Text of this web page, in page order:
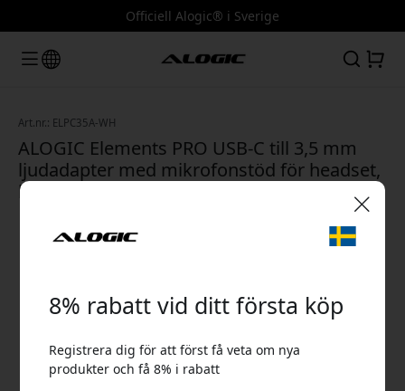
Officiell Alogic® i Sverige
Art.nr.: ELPC35A-WH
ALOGIC Elements PRO USB-C till 3,5 mm
ljudadapter med mikrofonstöd för headset,
kompakt och 10 cm kabel - Vit
8% rabatt vid ditt första köp
Registrera dig för att först få veta om nya
produkter och få 8% i rabatt
🎉 Din rabattkod: